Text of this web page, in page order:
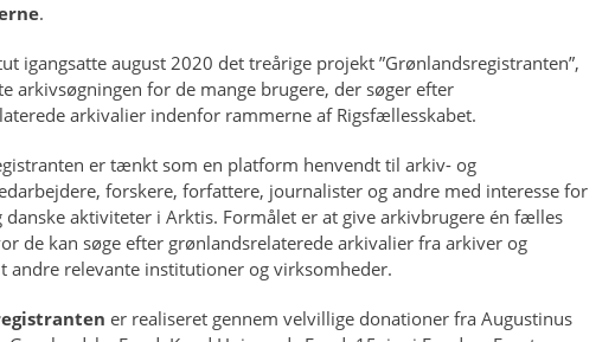
.
igangsatte august 2020 det treårige projekt ”Grønlandsregistranten”,
arkivsøgningen for de mange brugere, der søger efter
arkivalier indenfor rammerne af Rigsfællesskabet.
er tænkt som en platform henvendt til arkiv- og
forskere, forfattere, journalister og andre med interesse for
danske aktiviteter i Arktis. Formålet er at give arkivbrugere én fælles
de kan søge efter grønlandsrelaterede arkivalier fra arkiver og
andre relevante institutioner og virksomheder.
er realiseret gennem velvillige donationer fra Augustinus